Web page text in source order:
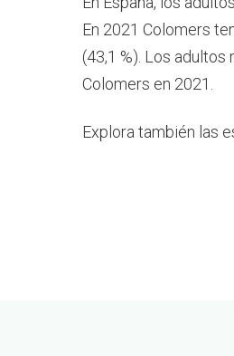
En 2021 Colomers
(43,1 %). Los
Colomers en 2021.
Explora también las